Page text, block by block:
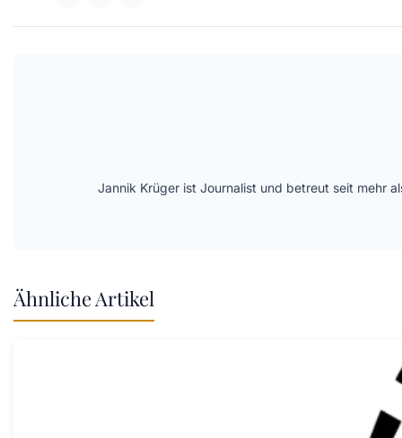
Jannik Krüger ist Journalist und betreut seit mehr
Ähnliche Artikel